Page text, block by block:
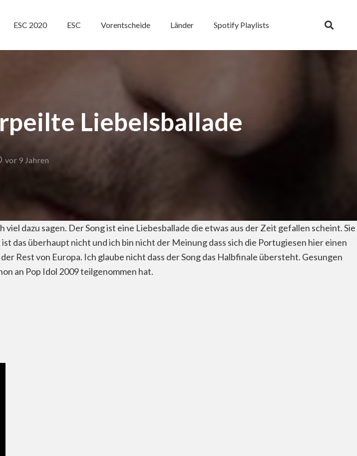
ESC 2020 ESC Vorentscheide Länder Spotify Playlists
Liebelsballade
vor 9 Jahren
dazu sagen. Der Song ist eine Liebesballade die etwas aus der Zeit gefallen scheint. Sie
überhaupt nicht und ich bin nicht der Meinung dass sich die Portugiesen hier einen
Rest von Europa. Ich glaube nicht dass der Song das Halbfinale übersteht. Gesungen
an Pop Idol 2009 teilgenommen hat.